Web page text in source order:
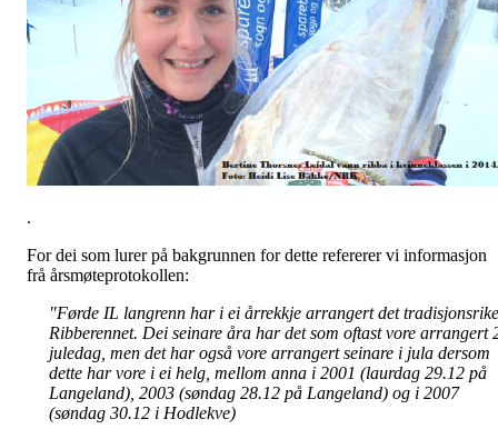
.
For dei som lurer på bakgrunnen for dette refererer vi informasjon
frå årsmøteprotokollen:
"Førde IL langrenn har i ei årrekkje arrangert det tradisjonsrike
Ribberennet. Dei seinare åra har det som oftast vore arrangert
juledag, men det har også vore arrangert seinare i jula dersom
dette har vore i ei helg, mellom anna i 2001 (laurdag 29.12 på
Langeland), 2003 (søndag 28.12 på Langeland) og i 2007
(søndag 30.12 i Hodlekve)